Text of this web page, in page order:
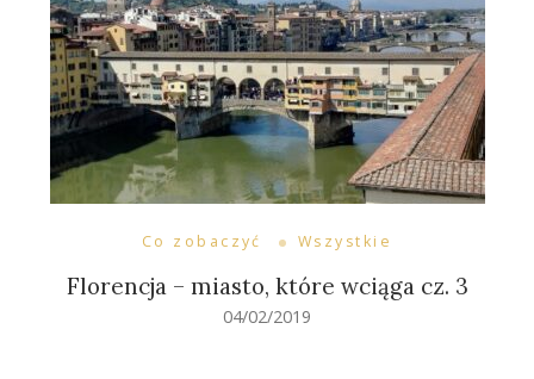
Co zobaczyć Wszystkie
Florencja – miasto, które wciąga cz. 3
04/02/2019